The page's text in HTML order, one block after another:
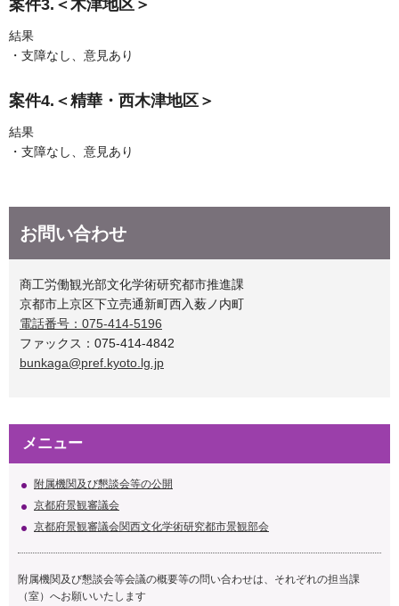
案件3.＜木津地区＞
結果
・支障なし、意見あり
案件4.＜精華・西木津地区＞
結果
・支障なし、意見あり
お問い合わせ
商工労働観光部文化学術研究都市推進課
京都市上京区下立売通新町西入薮ノ内町
電話番号：075-414-5196
ファックス：075-414-4842
bunkaga@pref.kyoto.lg.jp
メニュー
附属機関及び懇談会等の公開
京都府景観審議会
京都府景観審議会関西文化学術研究都市景観部会
附属機関及び懇談会等会議の概要等の問い合わせは、それぞれの担当課
（室）へお願いいたします